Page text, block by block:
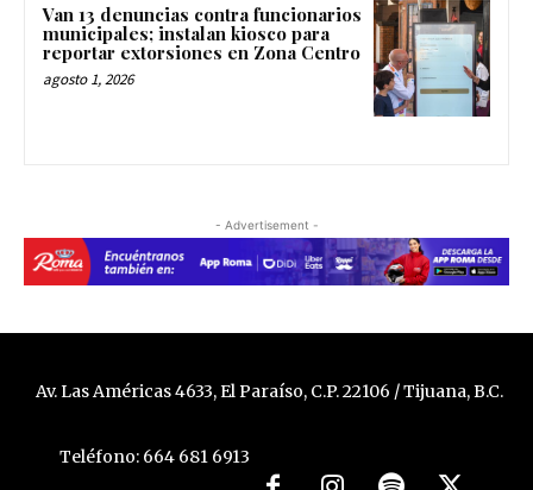
Van 13 denuncias contra funcionarios
municipales; instalan kiosco para
reportar extorsiones en Zona Centro
agosto 1, 2026
- Advertisement -
Av. Las Américas 4633, El Paraíso, C.P. 22106 / Tijuana, B.C.
Teléfono: 664 681 6913